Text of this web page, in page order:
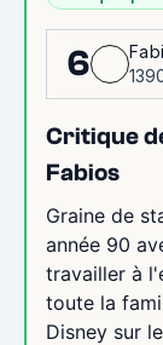
6
Critique
Fabios
Graine de
année 90
travailler à
toute la
Disney sur